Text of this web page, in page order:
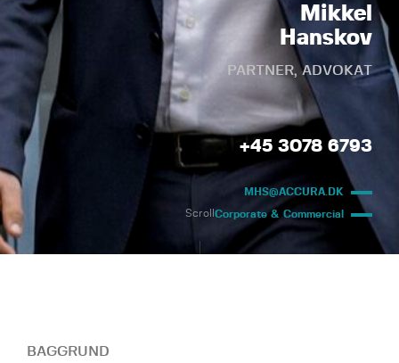
Mikkel
Hanskov
PARTNER, ADVOKAT
+45 3078 6793
MHS@ACCURA.DK
Corporate & Commercial
Scroll
BAGGRUND